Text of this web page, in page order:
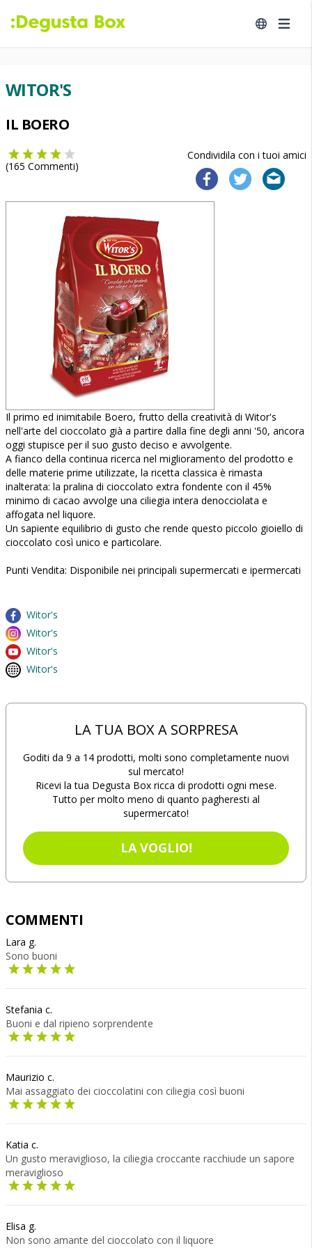
WITOR'S
IL BOERO
Condividila con i tuoi amici
(165 Commenti)
Il primo ed inimitabile Boero, frutto della creatività di Witor's
nell'arte del cioccolato già a partire dalla fine degli anni '50, ancora
oggi stupisce per il suo gusto deciso e avvolgente.
A fianco della continua ricerca nel miglioramento del prodotto e
delle materie prime utilizzate, la ricetta classica è rimasta
inalterata: la pralina di cioccolato extra fondente con il 45%
minimo di cacao avvolge una ciliegia intera denocciolata e
affogata nel liquore.
Un sapiente equilibrio di gusto che rende questo piccolo gioiello di
cioccolato così unico e particolare.
Punti Vendita: Disponibile nei principali supermercati e ipermercati
Witor's
Witor's
Witor's
Witor's
LA TUA BOX A SORPRESA
Goditi da 9 a 14 prodotti, molti sono completamente nuovi
sul mercato!
Ricevi la tua Degusta Box ricca di prodotti ogni mese.
Tutto per molto meno di quanto pagheresti al
supermercato!
LA VOGLIO!
COMMENTI
Lara g.
Sono buoni
Stefania c.
Buoni e dal ripieno sorprendente
Maurizio c.
Mai assaggiato dei cioccolatini con ciliegia così buoni
Katia c.
Un gusto meraviglioso, la ciliegia croccante racchiude un sapore
meraviglioso
Elisa g.
Non sono amante del cioccolato con il liquore